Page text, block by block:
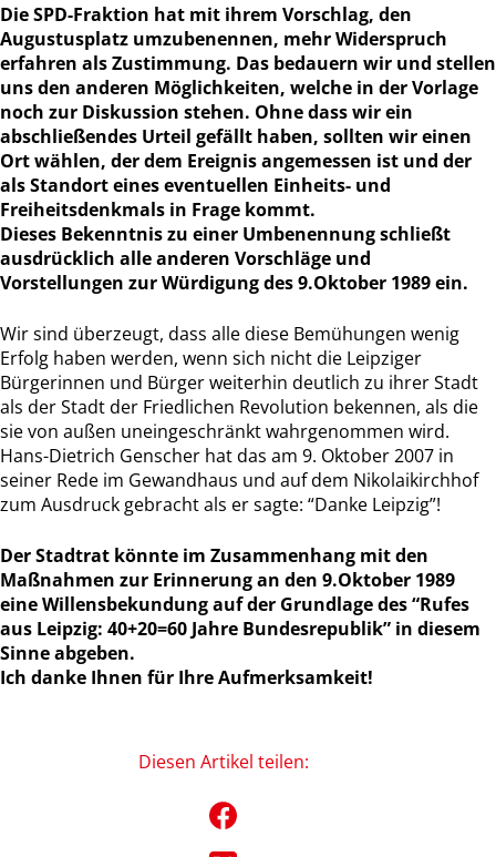
Die SPD-Fraktion hat mit ihrem Vorschlag, den
Augustusplatz umzubenennen, mehr Widerspruch
erfahren als Zustimmung. Das bedauern wir und stellen
uns den anderen Möglichkeiten, welche in der Vorlage
noch zur Diskussion stehen. Ohne dass wir ein
abschließendes Urteil gefällt haben, sollten wir einen
Ort wählen, der dem Ereignis angemessen ist und der
als Standort eines eventuellen Einheits- und
Freiheitsdenkmals in Frage kommt.
Dieses Bekenntnis zu einer Umbenennung schließt
ausdrücklich alle anderen Vorschläge und
Vorstellungen zur Würdigung des 9.Oktober 1989 ein.
Wir sind überzeugt, dass alle diese Bemühungen wenig
Erfolg haben werden, wenn sich nicht die Leipziger
Bürgerinnen und Bürger weiterhin deutlich zu ihrer Stadt
als der Stadt der Friedlichen Revolution bekennen, als die
sie von außen uneingeschränkt wahrgenommen wird.
Hans-Dietrich Genscher hat das am 9. Oktober 2007 in
seiner Rede im Gewandhaus und auf dem Nikolaikirchhof
zum Ausdruck gebracht als er sagte: “Danke Leipzig”!
Der Stadtrat könnte im Zusammenhang mit den
Maßnahmen zur Erinnerung an den 9.Oktober 1989
eine Willensbekundung auf der Grundlage des “Rufes
aus Leipzig: 40+20=60 Jahre Bundesrepublik” in diesem
Sinne abgeben.
Ich danke Ihnen für Ihre Aufmerksamkeit!
Diesen Artikel teilen: